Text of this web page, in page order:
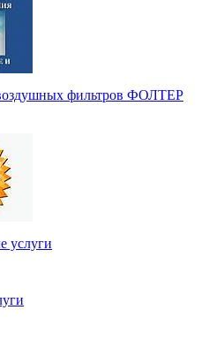
фильтров ФОЛТЕР
услуги